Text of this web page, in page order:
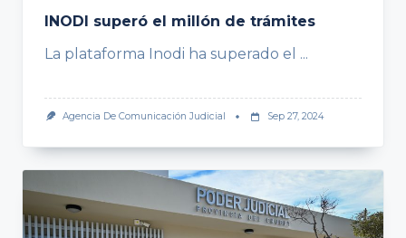
INODI superó el millón de trámites
La plataforma Inodi ha superado el ...
Agencia De Comunicación Judicial Sep 27, 2024